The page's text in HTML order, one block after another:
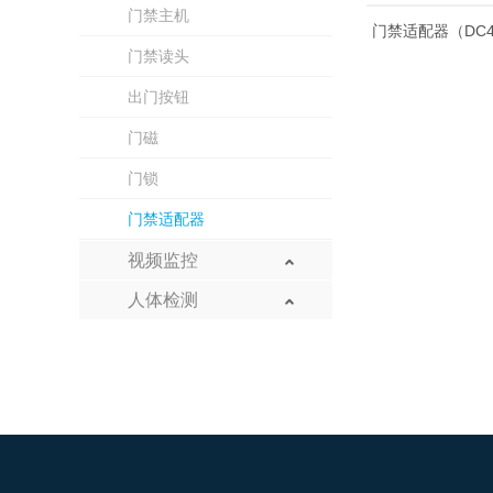
门禁主机
门禁读头
出门按钮
门磁
门锁
门禁适配器
视频监控
网络摄像头
人体检测
门禁适配器（